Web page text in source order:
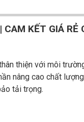
CAM KẾT GIÁ
thiện với môi
nâng cao chất
tải trọng.